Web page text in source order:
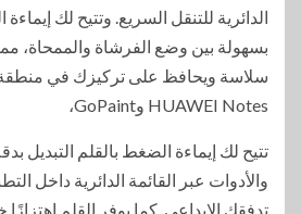
الدائرية للتنقل السريع. وتتيح لك إيماءة
بسهولة بين وضع الفرشاة والممحاة،
سلاسة ويحافظ على تركيزك في منطقة
HUAWEI Notes وGoPaint،
تتيح لك إيماءة الضغط بالقلم التبديل
والأدوات عبر القائمة الدائرية داخل
تدفقك الإبداعي. كما يوفر القلم اهتزازًا